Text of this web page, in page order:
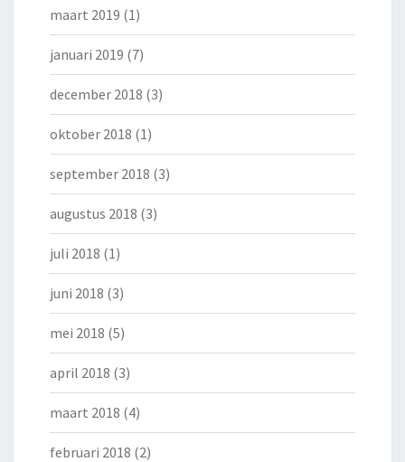
maart 2019 (1)
januari 2019 (7)
december 2018 (3)
oktober 2018 (1)
september 2018 (3)
augustus 2018 (3)
juli 2018 (1)
juni 2018 (3)
mei 2018 (5)
april 2018 (3)
maart 2018 (4)
februari 2018 (2)